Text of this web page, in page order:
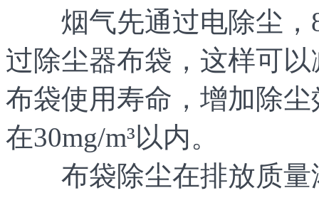
烟气先通过电除尘，
过除尘器布袋，这样可
布袋使用寿命，增加除
在30mg/m³以内。
布袋除尘在排放质量